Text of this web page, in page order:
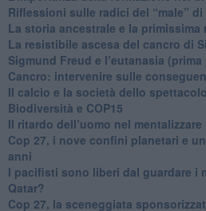
Riflessioni sulle radici del “male” di
​La storia ancestrale e la primissima
​La resistibile ascesa del cancro di
Sigmund Freud e l’eutanasia (prima
Cancro: intervenire sulle
​Il calcio e la società dello spettacolo
Biodiversità e COP15
​Il ritardo dell’uomo nel mentalizzare
​Cop 27, i nove confini planetari e
anni
​I pacifisti sono liberi dal guardare i
Qatar?
​Cop 27, la sceneggiata